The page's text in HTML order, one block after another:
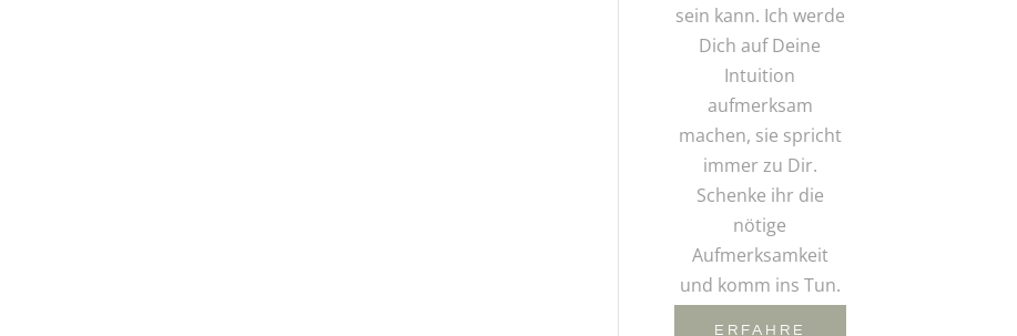
sein kann. Ich werde
Dich auf Deine
Intuition
aufmerksam
machen, sie spricht
immer zu Dir.
Schenke ihr die
nötige
Aufmerksamkeit
und komm ins Tun.
ERFAHRE